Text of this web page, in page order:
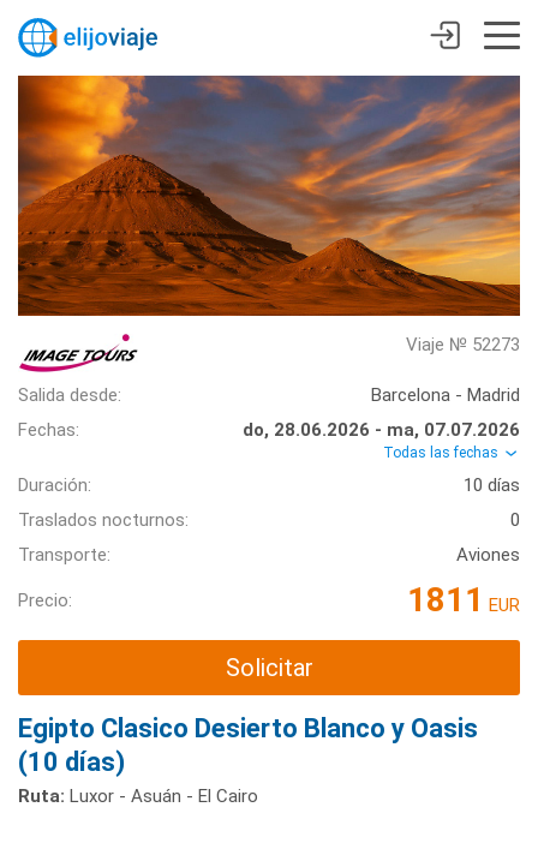
Viaje № 52273
Salida desde:
Barcelona - Madrid
Fechas:
do, 28.06.2026 - ma, 07.07.2026
Todas las fechas
Duración:
10 días
Traslados nocturnos:
0
Transporte:
Aviones
Precio: 1811 EUR
Solicitar
Egipto Clasico Desierto Blanco y Oasis
(10 días)
Ruta: Luxor - Asuán - El Cairo